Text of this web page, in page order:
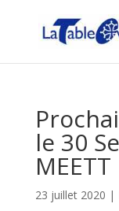
le 30
MEETT
23 juillet 2020 |